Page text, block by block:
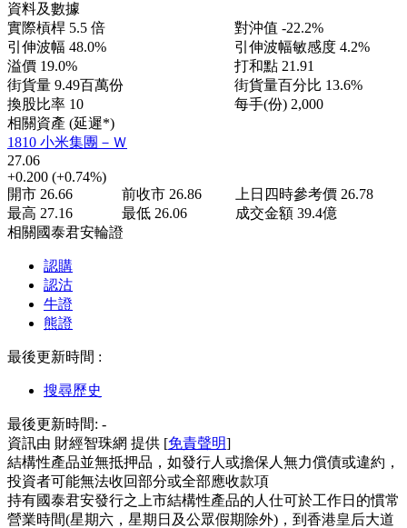
資料及數據
實際槓桿 5.5 倍 對沖值 -22.2%
引伸波幅 48.0% 引伸波幅敏感度 4.2%
溢價 19.0% 打和點 21.91
街貨量 9.49百萬份 街貨量百分比 13.6%
換股比率 10 每手(份) 2,000
相關資產 (延遲*)
1810 小米集團－Ｗ
27.06
+0.200 (+0.74%)
開市 26.66 前收市 26.86 上日四時參考價 26.78
最高 27.16 最低 26.06 成交金額 39.4億
相關國泰君安輪證
認購
認沽
牛證
熊證
最後更新時間 :
搜尋歷史
最後更新時間: -
資訊由 財經智珠網 提供 [免責聲明]
結構性產品並無抵押品，如發行人或擔保人無力償債或違約，
投資者可能無法收回部分或全部應收款項
持有國泰君安發行之上市結構性產品的人仕可於工作日的慣常
營業時間(星期六，星期日及公眾假期除外)，到香港皇后大道